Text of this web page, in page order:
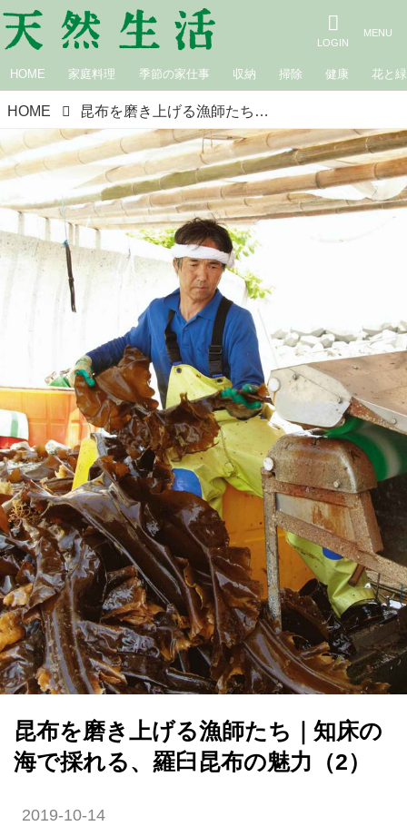
HOME 家庭料理 季節の家仕事 収納 掃除 健康 花と緑
HOME 昆布を磨き上げる漁師たち｜知床の海で採れる、羅臼昆布の魅力（2）
昆布を磨き上げる漁師たち｜知床の
海で採れる、羅臼昆布の魅力（2）
2019-10-14